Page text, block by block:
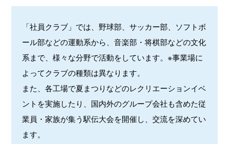
「社員クラブ」では、野球部、サッカー部、ソフトボ
ール部などの運動系から、音楽部・将棋部などの文化
系まで、様々な分野で活動をしています。※事業場に
よってクラブの種類は異なります。
また、各工場で夏まつりなどのレクリエーションイベ
ントを実施したり、国内外のグループ会社も含めた従
業員・家族が集う駅伝大会を開催し、交流を深めてい
ます。